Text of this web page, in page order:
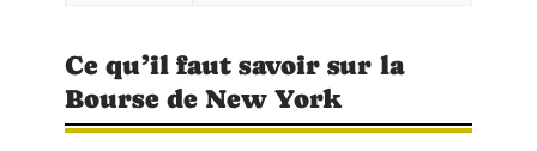
Ce qu’il faut savoir sur la
Bourse de New York